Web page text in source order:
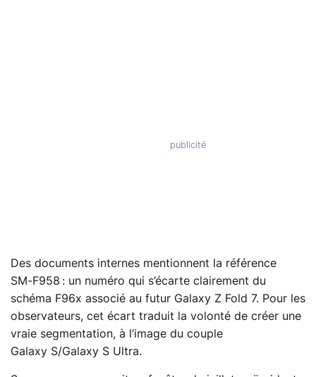
Des documents internes mentionnent la référence
SM‑F958 : un numéro qui s’écarte clairement du
schéma F96x associé au futur Galaxy Z Fold 7. Pour les
observateurs, cet écart traduit la volonté de créer une
vraie segmentation, à l’image du couple
Galaxy S/Galaxy S Ultra.